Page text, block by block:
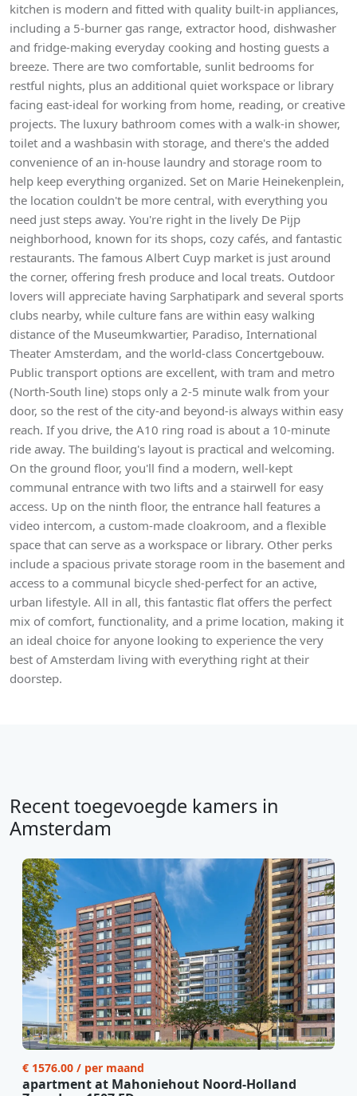
kitchen is modern and fitted with quality built-in appliances,
including a 5-burner gas range, extractor hood, dishwasher
and fridge-making everyday cooking and hosting guests a
breeze. There are two comfortable, sunlit bedrooms for
restful nights, plus an additional quiet workspace or library
facing east-ideal for working from home, reading, or creative
projects. The luxury bathroom comes with a walk-in shower,
toilet and a washbasin with storage, and there's the added
convenience of an in-house laundry and storage room to
help keep everything organized. Set on Marie Heinekenplein,
the location couldn't be more central, with everything you
need just steps away. You're right in the lively De Pijp
neighborhood, known for its shops, cozy cafés, and fantastic
restaurants. The famous Albert Cuyp market is just around
the corner, offering fresh produce and local treats. Outdoor
lovers will appreciate having Sarphatipark and several sports
clubs nearby, while culture fans are within easy walking
distance of the Museumkwartier, Paradiso, International
Theater Amsterdam, and the world-class Concertgebouw.
Public transport options are excellent, with tram and metro
(North-South line) stops only a 2-5 minute walk from your
door, so the rest of the city-and beyond-is always within easy
reach. If you drive, the A10 ring road is about a 10-minute
ride away. The building's layout is practical and welcoming.
On the ground floor, you'll find a modern, well-kept
communal entrance with two lifts and a stairwell for easy
access. Up on the ninth floor, the entrance hall features a
video intercom, a custom-made cloakroom, and a flexible
space that can serve as a workspace or library. Other perks
include a spacious private storage room in the basement and
access to a communal bicycle shed-perfect for an active,
urban lifestyle. All in all, this fantastic flat offers the perfect
mix of comfort, functionality, and a prime location, making it
an ideal choice for anyone looking to experience the very
best of Amsterdam living with everything right at their
doorstep.
Recent toegevoegde kamers in
Amsterdam
€ 1576.00 / per maand
apartment at Mahoniehout Noord-Holland